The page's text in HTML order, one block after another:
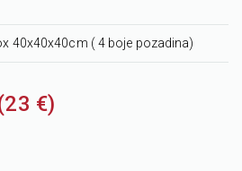
40x40x40cm ( 4 boje pozadina)
€)